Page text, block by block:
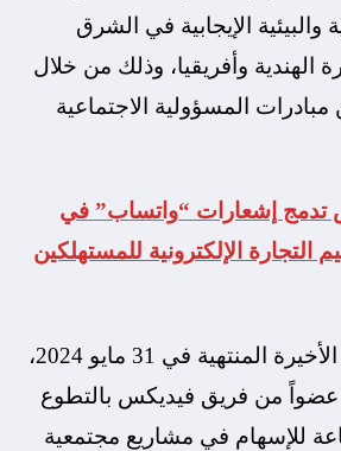
والبيئية الإيجابية في الشرق
الهندية وأفريقيا، وذلك من خلال
المسؤولية الاجتماعية
تدمج إشعارات “واتساب” في
التجارة الإلكترونية للمستهلكين
وفي سنتها المالية الأخيرة المنتهية في 31 مايو 2024،
قام أكثر من 1000 عضواً من فريق فيديكس بالتطوع
من 2,400 ساعة للإسهام في مشاريع مجتمعية